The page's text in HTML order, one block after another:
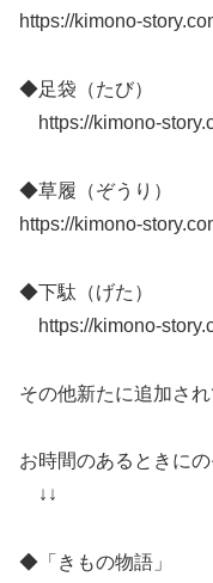
https://kimono-
◆足袋（たび）
https://kimono-
◆草履（ぞうり）
https://kimono-
◆下駄（げた）
https://kimono-
その他新たに追加さ
お時間のあるときにの
↓↓
◆「きもの物語」